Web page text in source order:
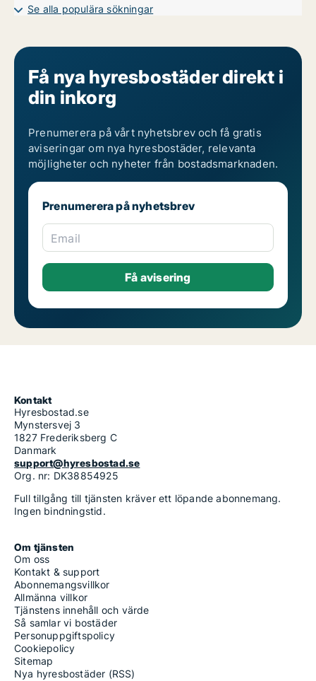
Se alla populära sökningar
Få nya hyresbostäder direkt i
din inkorg
Prenumerera på vårt nyhetsbrev och få gratis
aviseringar om nya hyresbostäder, relevanta
möjligheter och nyheter från bostadsmarknaden.
Prenumerera på nyhetsbrev
Email
Kontakt
Hyresbostad.se
Mynstersvej 3
1827 Frederiksberg C
Danmark
support@hyresbostad.se
Org. nr: DK38854925
Full tillgång till tjänsten kräver ett löpande abonnemang.
Ingen bindningstid.
Om tjänsten
Om oss
Kontakt & support
Abonnemangsvillkor
Allmänna villkor
Tjänstens innehåll och värde
Så samlar vi bostäder
Personuppgiftspolicy
Cookiepolicy
Sitemap
Nya hyresbostäder (RSS)